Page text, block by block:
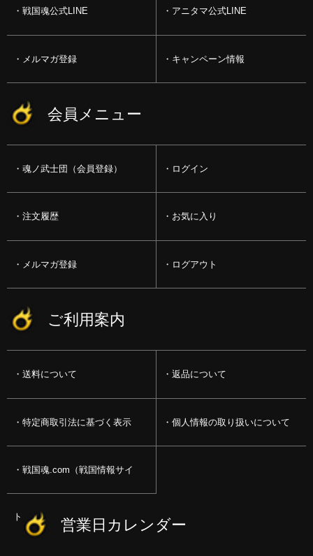
戦国魂公式LINE アニタマ公式LINE
メルマガ登録 キャンペーン情報
会員メニュー
魂ノ武士団（会員登録） ログイン
注文履歴 お気に入り
メルマガ登録 ログアウト
ご利用案内
送料について 返品について
特定商取引法に基づく表示 個人情報の取り扱いについて
戦国魂.com（戦国情報サイ
ト） 営業日カレンダー